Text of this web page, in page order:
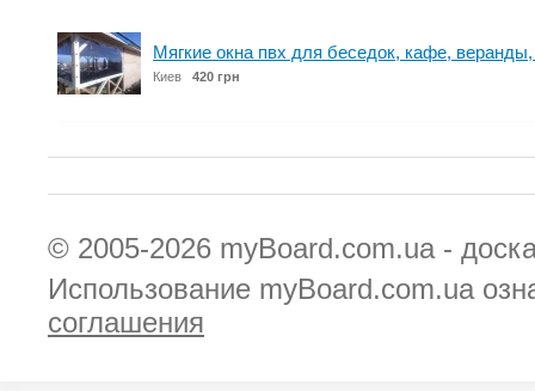
Мягкие окна пвх для беседок, кафе,
Киев 420 грн
© 2005-2026 myBoard.com.ua -
Использование myBoard.com.ua
соглашения